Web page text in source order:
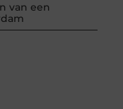
van een